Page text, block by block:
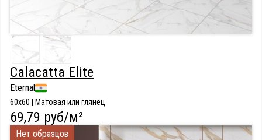
Calacatta Elite
Eternal
60x60 | Матовая или глянец
69,79 руб/м²
Нет образцов